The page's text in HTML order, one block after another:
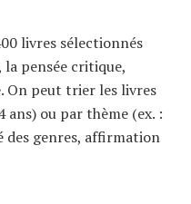
livres sélectionnés
pensée critique,
On peut trier les livres
ans) ou par thème (ex. :
genres, affirmation